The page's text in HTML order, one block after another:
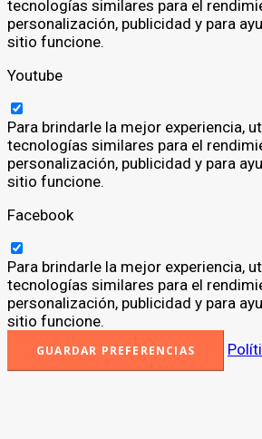
tecnologías similares para el
personalización, publicidad y para
sitio funcione.
Youtube
Para brindarle la mejor experiencia,
tecnologías similares para el
personalización, publicidad y para
sitio funcione.
Facebook
Para brindarle la mejor experiencia,
tecnologías similares para el
personalización, publicidad y para
sitio funcione.